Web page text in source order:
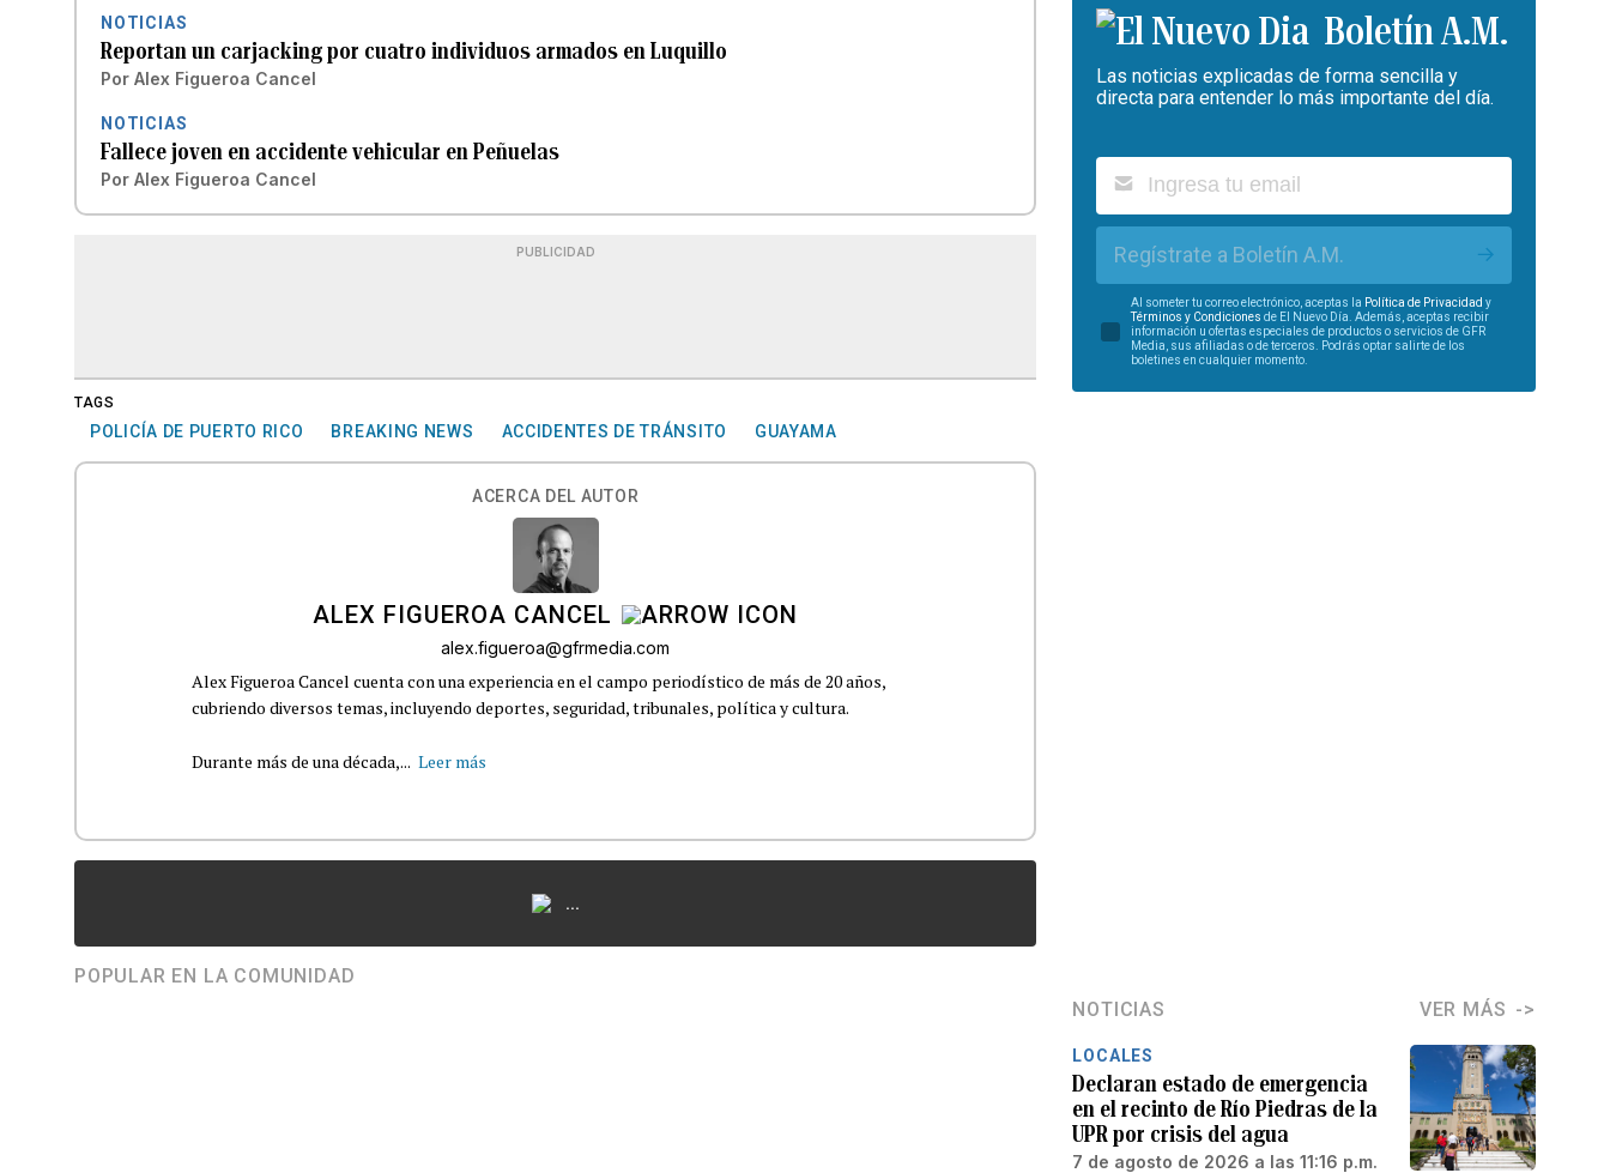
NOTICIAS
Reportan un carjacking por cuatro individuos armados en Luquillo
Por Alex Figueroa Cancel
NOTICIAS
Fallece joven en accidente vehicular en Peñuelas
Por Alex Figueroa Cancel
PUBLICIDAD
TAGS
POLICÍA DE PUERTO RICO BREAKING NEWS ACCIDENTES DE TRÁNSITO GUAYAMA
ACERCA DEL AUTOR
ALEX FIGUEROA CANCEL
alex.figueroa@gfrmedia.com
Alex Figueroa Cancel cuenta con una experiencia en el campo periodístico de más de 20 años,
cubriendo diversos temas, incluyendo deportes, seguridad, tribunales, política y cultura.
Durante más de una década,... Leer más
...
POPULAR EN LA COMUNIDAD
Boletín A.M.
Las noticias explicadas de forma sencilla y
directa para entender lo más importante del día.
Regístrate a Boletín A.M.
Al someter tu correo electrónico, aceptas la Política de Privacidad y
Términos y Condiciones de El Nuevo Día. Además, aceptas recibir
información u ofertas especiales de productos o servicios de GFR
Media, sus afiliadas o de terceros. Podrás optar salirte de los
boletines en cualquier momento.
NOTICIAS VER MÁS
LOCALES
Declaran estado de emergencia
en el recinto de Río Piedras de la
UPR por crisis del agua
7 de agosto de 2026 a las 11:16 p.m.